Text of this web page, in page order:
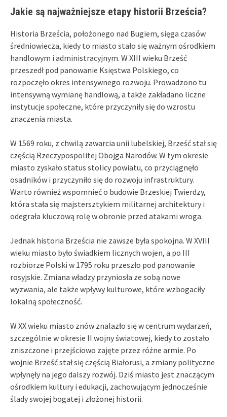
Jakie są najważniejsze etapy historii Brześcia?
Historia Brześcia, położonego nad Bugiem, sięga czasów
średniowiecza, kiedy to miasto stało się ważnym ośrodkiem
handlowym i administracyjnym. W XIII wieku Brześć
przeszedł pod panowanie Księstwa Polskiego, co
rozpoczęło okres intensywnego rozwoju. Prowadzono tu
intensywną wymianę handlową, a także zakładano liczne
instytucje społeczne, które przyczyniły się do wzrostu
znaczenia miasta.
W 1569 roku, z chwilą zawarcia unii lubelskiej, Brześć stał się
częścią Rzeczypospolitej Obojga Narodów. W tym okresie
miasto zyskało status stolicy powiatu, co przyciągnęło
osadników i przyczyniło się do rozwoju infrastruktury.
Warto również wspomnieć o budowie Brzeskiej Twierdzy,
która stała się majstersztykiem militarnej architektury i
odegrała kluczową rolę w obronie przed atakami wroga.
Jednak historia Brześcia nie zawsze była spokojna. W XVIII
wieku miasto było świadkiem licznych wojen, a po III
rozbiorze Polski w 1795 roku przeszło pod panowanie
rosyjskie. Zmiana władzy przyniosła ze sobą nowe
wyzwania, ale także wpływy kulturowe, które wzbogaciły
lokalną społeczność.
W XX wieku miasto znów znalazło się w centrum wydarzeń,
szczególnie w okresie II wojny światowej, kiedy to zostało
zniszczone i przejściowo zajęte przez różne armie. Po
wojnie Brześć stał się częścią Białorusi, a zmiany polityczne
wpłynęły na jego dalszy rozwój. Dziś miasto jest znaczącym
ośrodkiem kultury i edukacji, zachowującym jednocześnie
ślady swojej bogatej i złożonej historii.